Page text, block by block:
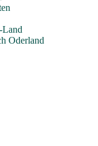
Land
Oderland